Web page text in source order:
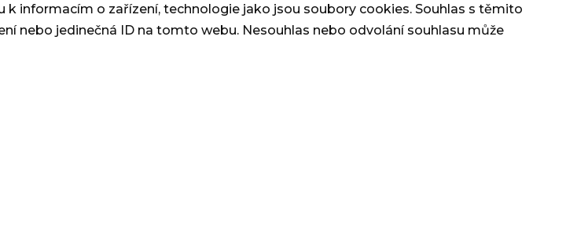
informacím o zařízení, technologie jako jsou soubory cookies. Souhlas s těmito
nebo jedinečná ID na tomto webu. Nesouhlas nebo odvolání souhlasu může